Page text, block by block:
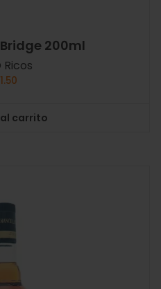
200ml
Ricos
1.50
carrito